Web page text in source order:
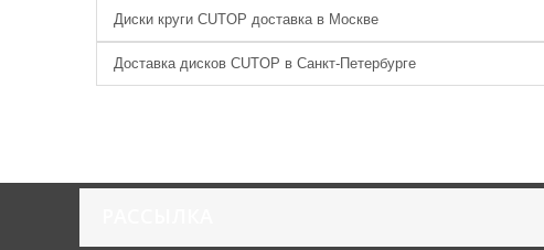
Диски круги CUTOP доставка в Москве
Доставка дисков CUTOP в Санкт-Петербурге